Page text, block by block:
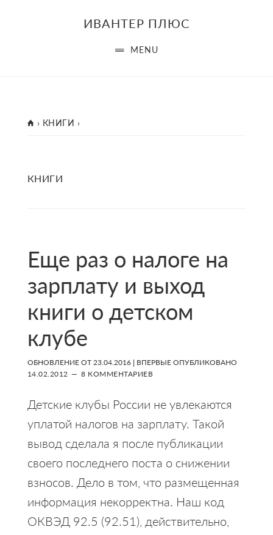
ИВАНТЕР ПЛЮС
MENU
ГЛАВНАЯ
› КНИГИ ›
КНИГИ
Еще раз о налоге на
зарплату и выход
книги о детском
клубе
ОБНОВЛЕНИЕ ОТ23.04.2016| ВПЕРВЫЕ ОПУБЛИКОВАНО
14.02.2012
8 КОММЕНТАРИЕВ
Детские клубы России не увлекаются
уплатой налогов на зарплату. Такой
вывод сделала я после публикации
своего последнего поста о снижении
взносов. Дело в том, что размещенная
информация некорректна. Наш код
ОКВЭД 92.5 (92.51), действительно,